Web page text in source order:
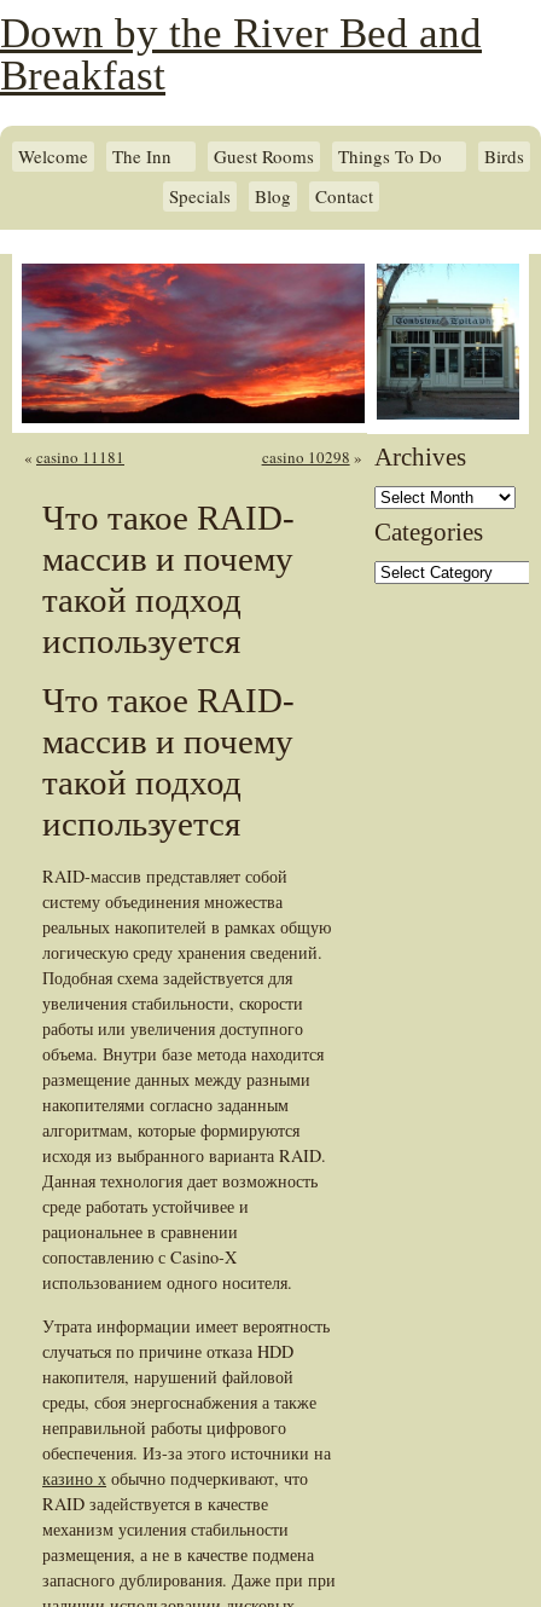
Down by the River Bed and
Breakfast
Welcome The Inn Guest Rooms Things To Do
Birds
Specials
Blog Contact
« casino 11181 casino 10298 »
Что такое RAID-
массив и почему
такой подход
используется
Что такое RAID-
массив и почему
такой подход
используется
RAID-массив представляет собой
систему объединения множества
реальных накопителей в рамках общую
логическую среду хранения сведений.
Подобная схема задействуется для
увеличения стабильности, скорости
работы или увеличения доступного
объема. Внутри базе метода находится
размещение данных между разными
накопителями согласно заданным
алгоритмам, которые формируются
исходя из выбранного варианта RAID.
Данная технология дает возможность
среде работать устойчивее и
рациональнее в сравнении
сопоставлению с Casino-X
использованием одного носителя.
Утрата информации имеет вероятность
случаться по причине отказа HDD
накопителя, нарушений файловой
среды, сбоя энергоснабжения а также
неправильной работы цифрового
обеспечения. Из-за этого источники на
казино х обычно подчеркивают, что
RAID задействуется в качестве
механизм усиления стабильности
размещения, а не в качестве подмена
запасного дублирования. Даже при при
Archives
Archives
Categories
Categories